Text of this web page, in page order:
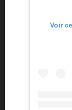
Voir